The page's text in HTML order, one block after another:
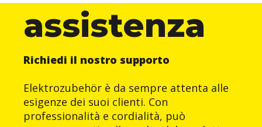
assistenza
Richiedi il nostro supporto
Elektrozubehör è da sempre attenta alle
esigenze dei suoi clienti. Con
professionalità e cordialità, può